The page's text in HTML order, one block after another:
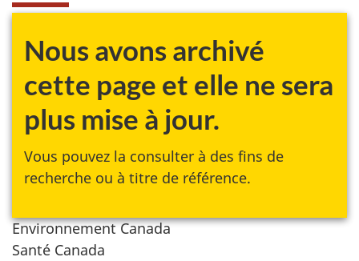
Nous avons archivé
cette page et elle ne sera
plus mise à jour.
Vous pouvez la consulter à des fins de
recherche ou à titre de référence.
Environnement Canada
Santé Canada